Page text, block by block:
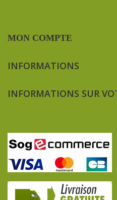
MON COMPTE
INFORMATIONS
INFORMATIONS SUR